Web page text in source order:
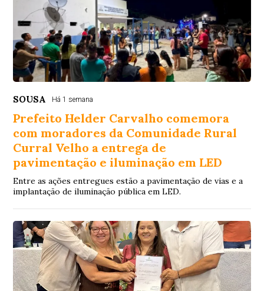
SOUSA Há 1 semana
Prefeito Helder Carvalho comemora
com moradores da Comunidade Rural
Curral Velho a entrega de
pavimentação e iluminação em LED
Entre as ações entregues estão a pavimentação de vias e a
implantação de iluminação pública em LED.